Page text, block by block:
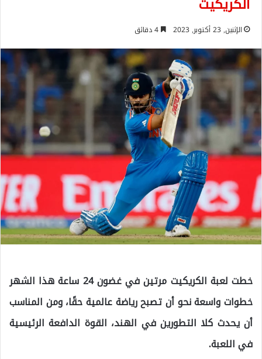
الإثنين, 23 أكتوبر, 2023
خطت لعبة الكريكيت مرتين في غضون 24 ساعة هذا الشهر
خطوات واسعة نحو أن تصبح رياضة عالمية حقًا، ومن المناسب
أن يحدث كلا التطورين في الهند، القوة الدافعة الرئيسية
في اللعبة.